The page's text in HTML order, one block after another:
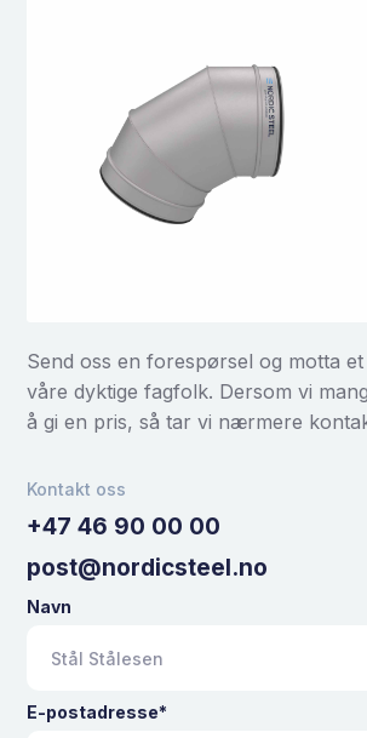
Send oss en forespørsel og motta
våre dyktige fagfolk. Dersom vi
å gi en pris, så tar vi nærmere
Kontakt oss
+47 46 90 00 00
post@nordicsteel.no
Navn
E-postadresse*